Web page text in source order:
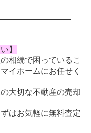
】
相続で困っているこ
イホームにお任せく
大切な不動産の売却
はお気軽に無料査定